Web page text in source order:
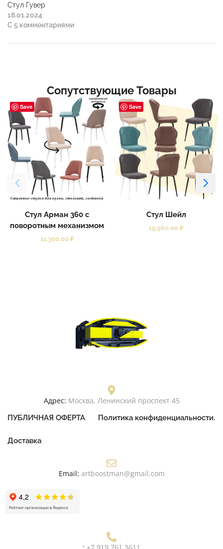
Стул Гувер
18.01.2024
С 5 комментариями
Сопутствующие Товары
Save
Стул Арман 360 с
поворотным механизмом
11.300,00 ₽
Save
Стул Шейл
15.960,00 ₽
Адрес: Москва, Ленинский проспект 45
ПУБЛИЧНАЯ ОФЕРТА Политика конфиденциальности.
Доставка
Email: artboostman@gmail.com
: +7 919 761 3611